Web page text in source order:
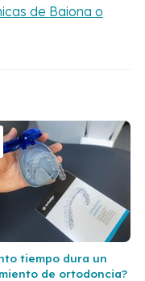
de Baiona o
tiempo dura un
de ortodoncia?